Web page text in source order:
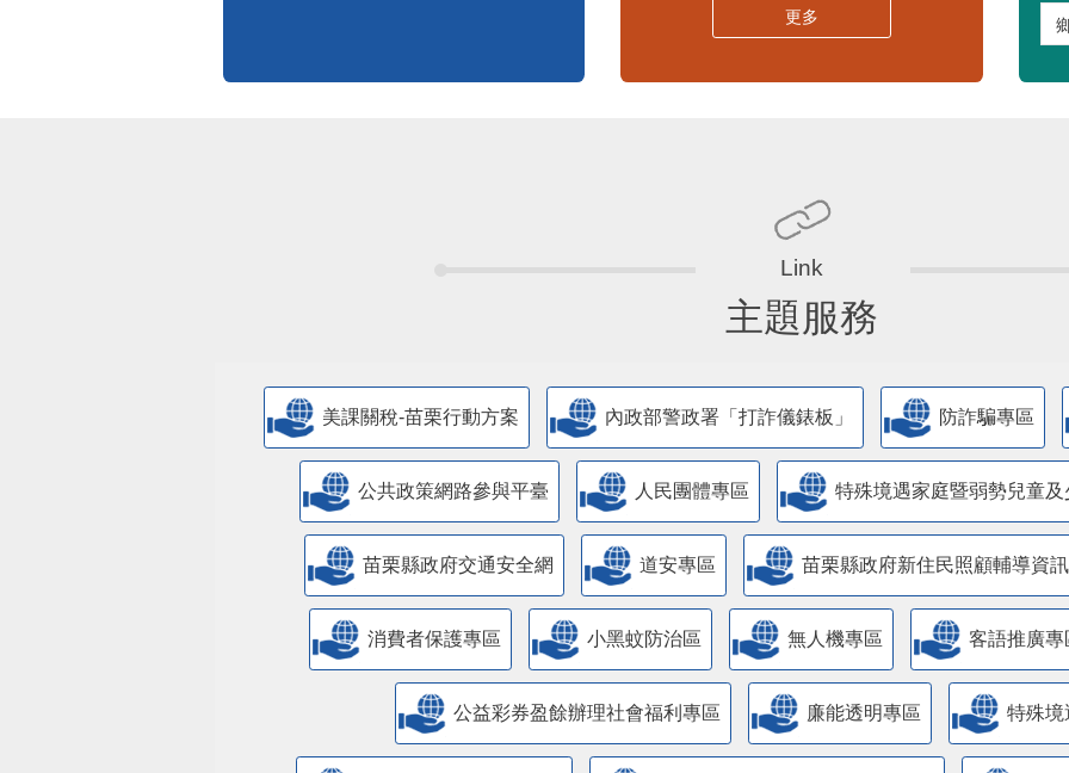
更多
主題服務
美課關稅-苗栗行動方案 內政部警政署「打詐儀錶板」 防詐騙專區
公共政策網路參與平臺 人民團體專區 特殊境遇家庭暨弱勢兒童
苗栗縣政府交通安全網 道安專區 苗栗縣政府新住民照顧輔導資
消費者保護專區 小黑蚊防治區 無人機專區 客語推廣專
公益彩券盈餘辦理社會福利專區 廉能透明專區 特殊